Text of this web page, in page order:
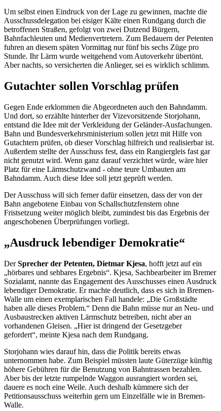
Um selbst einen Eindruck von der Lage zu gewinnen, machte die
Ausschussdelegation bei eisiger Kälte einen Rundgang durch die
betroffenen Straßen, gefolgt von zwei Dutzend Bürgern,
Bahnfachleuten und Medienvertretern. Zum Bedauern der Petenten
fuhren an diesem späten Vormittag nur fünf bis sechs Züge pro
Stunde. Ihr Lärm wurde weitgehend vom Autoverkehr übertönt.
Aber nachts, so versicherten die Anlieger, sei es wirklich schlimm.
Gutachter sollen Vorschlag prüfen
Gegen Ende erklommen die Abgeordneten auch den Bahndamm.
Und dort, so erzählte hinterher der Vizevorsitzende Storjohann,
entstand die Idee mit der Verkleidung der Geländer-Ausfachungen.
Bahn und Bundesverkehrsministerium sollen jetzt mit Hilfe von
Gutachtern prüfen, ob dieser Vorschlag hilfreich und realisierbar ist.
Außerdem stellte der Ausschuss fest, dass ein Rangiergleis fast gar
nicht genutzt wird. Wenn ganz darauf verzichtet würde, wäre hier
Platz für eine Lärmschutzwand - ohne teure Umbauten am
Bahndamm. Auch diese Idee soll jetzt geprüft werden.
Der Ausschuss will sich ferner dafür einsetzen, dass der von der
Bahn angebotene Einbau von Schallschutzfenstern ohne
Fristsetzung weiter möglich bleibt, zumindest bis das Ergebnis der
angeschobenen Überprüfungen vorliegt.
„Ausdruck lebendiger Demokratie“
DerSprecher der Petenten, Dietmar Kjesa, hofft jetzt auf ein
„hörbares und sehbares Ergebnis“. Kjesa, Sachbearbeiter im Bremer
Sozialamt, nannte das Engagement des Ausschusses einen Ausdruck
lebendiger Demokratie. Er machte deutlich, dass es sich in Bremen-
Walle um einen exemplarischen Fall handele: „Die Großstädte
haben alle dieses Problem.“ Denn die Bahn müsse nur an Neu- und
Ausbaustrecken aktiven Lärmschutz betreiben, nicht aber an
vorhandenen Gleisen. „Hier ist dringend der Gesetzgeber
gefordert“, meinte Kjesa nach dem Rundgang.
Storjohann wies darauf hin, dass die Politik bereits etwas
unternommen habe. Zum Beispiel müssten laute Güterzüge künftig
höhere Gebühren für die Benutzung von Bahntrassen bezahlen.
Aber bis der letzte rumpelnde Waggon ausrangiert worden sei,
dauere es noch eine Weile. Auch deshalb kümmere sich der
Petitionsausschuss weiterhin gern um Einzelfälle wie in Bremen-
Walle.